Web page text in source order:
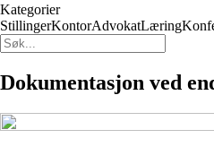
Kategorier
StillingerKontorAdvokatLæring
Dokumentasjon ved